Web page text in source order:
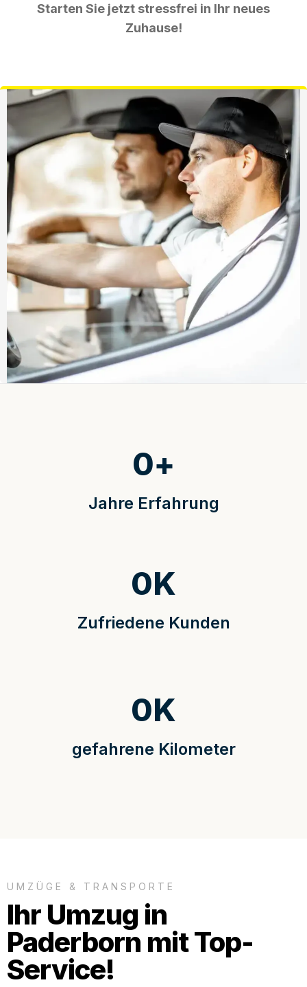
Starten Sie jetzt stressfrei in Ihr neues
Zuhause!
Jahre Erfahrung
0+
Zufriedene Kunden
0K
gefahrene Kilometer
0K
UMZÜGE & TRANSPORTE
Ihr Umzug in
Paderborn mit Top-
Service!